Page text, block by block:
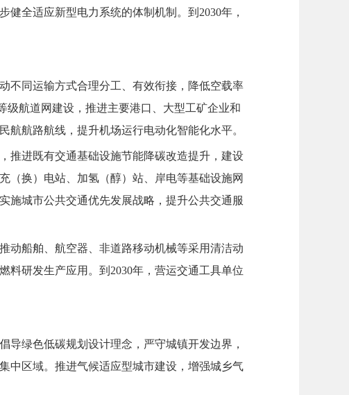
全适应新型电力系统的体制机制。到2030年，
不同运输方式合理分工、有效衔接，降低空载率
级航道网建设，推进主要港口、大型工矿企业和
航路航线，提升机场运行电动化智能化水平。
推进既有交通基础设施节能降碳改造提升，建设
（换）电站、加氢（醇）站、岸电等基础设施网
施城市公共交通优先发展战略，提升公共交通服
动船舶、航空器、非道路移动机械等采用清洁动
料研发生产应用。到2030年，营运交通工具单位
导绿色低碳规划设计理念，严守城镇开发边界，
中区域。推进气候适应型城市建设，增强城乡气